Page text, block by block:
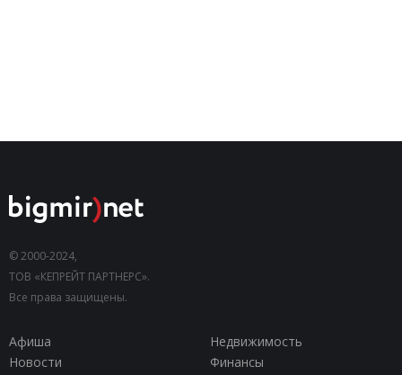
© 2000-2024,
ТОВ «КЕПРЕЙТ ПАРТНЕРС».
Все права защищены.
Афиша
Недвижимость
Новости
Финансы